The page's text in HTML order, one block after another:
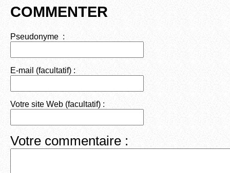
COMMENTER
Pseudonyme :
E-mail (facultatif) :
Votre site Web (facultatif) :
Votre commentaire :